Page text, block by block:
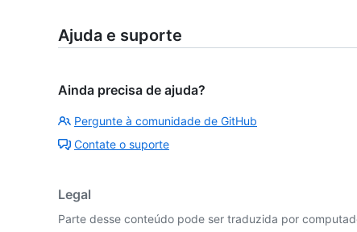
Ajuda e suporte
Ainda precisa de ajuda?
Pergunte à comunidade de GitHub
Contate o suporte
Legal
Parte desse conteúdo pode ser traduzida por